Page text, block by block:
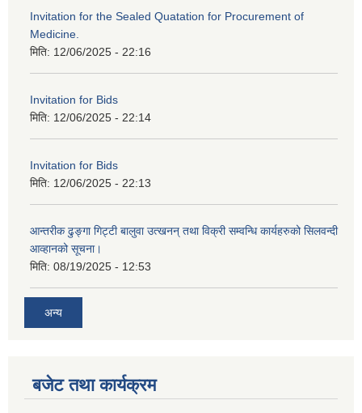
Invitation for the Sealed Quatation for Procurement of
Medicine.
मिति: 12/06/2025 - 22:16
Invitation for Bids
मिति: 12/06/2025 - 22:14
Invitation for Bids
मिति: 12/06/2025 - 22:13
आन्तरीक ढुङ्गा गिट्टी बालुवा उत्खनन् तथा विक्री सम्वन्धि कार्यहरुको सिलवन्दी
आव्हानको सूचना।
मिति: 08/19/2025 - 12:53
अन्य
बजेट तथा कार्यक्रम